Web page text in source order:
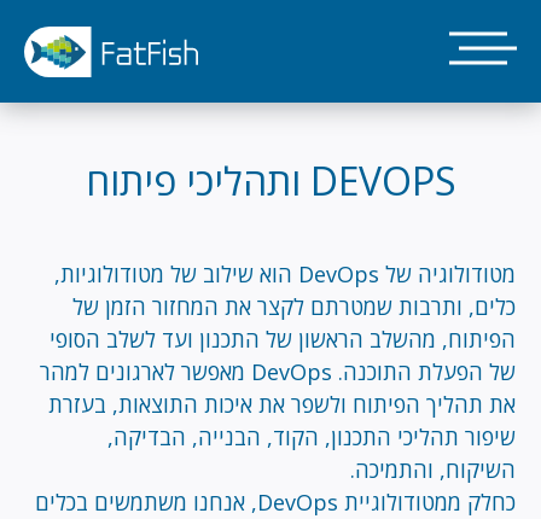
לתוכן
העיקרי
DEVOPS ותהליכי פיתוח
מטודולוגיה של DevOps הוא שילוב של מטודולוגיות,
כלים, ותרבות שמטרתם לקצר את המחזור הזמן של
הפיתוח, מהשלב הראשון של התכנון ועד לשלב הסופי
של הפעלת התוכנה. DevOps מאפשר לארגונים למהר
את תהליך הפיתוח ולשפר את איכות התוצאות, בעזרת
שיפור תהליכי התכנון, הקוד, הבנייה, הבדיקה,
השיקוח, והתמיכה.
כחלק ממטודולוגיית DevOps, אנחנו משתמשים בכלים